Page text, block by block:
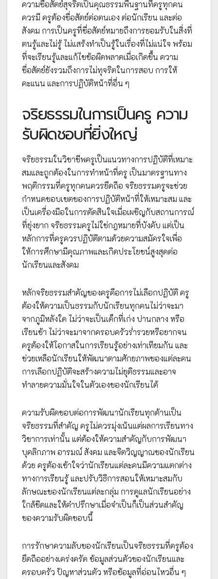
ความซื่อสัตย์สุจริตเป็นคุณธรรมพื้นฐานที่ครูทุกคน
ควรมี ครูต้องซื่อสัตย์ต่อตนเอง ต่อนักเรียน และต่อ
สังคม การเป็นครูที่ซื่อสัตย์หมายถึงการยอมรับในสิ่งที่
ตนรู้และไม่รู้ ไม่แสร้งทำเป็นรู้ในเรื่องที่ไม่แน่ใจ พร้อม
ที่จะเรียนรู้และแก้ไขข้อผิดพลาดเมื่อเกิดขึ้น ความ
ซื่อสัตย์ยังรวมถึงการไม่ทุจริตในการสอบ การให้
คะแนน และการปฏิบัติหน้าที่อื่น ๆ
จริยธรรมในการเป็นครู ความ
รับผิดชอบที่ยิ่งใหญ่
จริยธรรมในวิชาชีพครูเป็นแนวทางการปฏิบัติที่เหมาะ
สมและถูกต้องในการทำหน้าที่ครู เป็นมาตรฐานทาง
พฤติกรรมที่ครูทุกคนควรยึดถือ จริยธรรมครูจะช่วย
กำหนดขอบเขตของการปฏิบัติหน้าที่ให้เหมาะสม และ
เป็นเครื่องมือในการตัดสินใจเมื่อเผชิญกับสถานการณ์
ที่ยุ่งยาก จริยธรรมครูไม่ใช่กฎหมายที่บังคับ แต่เป็น
หลักการที่ครูควรปฏิบัติตามด้วยความสมัครใจเพื่อ
ให้การศึกษามีคุณภาพและเกิดประโยชน์สูงสุดต่อ
นักเรียนและสังคม
หลักจริยธรรมสำคัญของครูคือการไม่เลือกปฏิบัติ ครู
ต้องให้ความเป็นธรรมกับนักเรียนทุกคนไม่ว่าจะมา
จากภูมิหลังใด ไม่ว่าจะเป็นเด็กที่เก่ง ปานกลาง หรือ
เรียนช้า ไม่ว่าจะมาจากครอบครัวร่ำรวยหรือยากจน
ครูต้องให้โอกาสในการเรียนรู้อย่างเท่าเทียมกัน และ
ช่วยเหลือนักเรียนให้พัฒนาตามศักยภาพของแต่ละคน
การเลือกปฏิบัติจะสร้างความไม่ยุติธรรมและอาจ
ทำลายความมั่นใจในตัวเองของนักเรียนได้
ความรับผิดชอบต่อการพัฒนานักเรียนทุกด้านเป็น
จริยธรรมที่สำคัญ ครูไม่ควรมุ่งเน้นแต่ผลการเรียนทาง
วิชาการเท่านั้น แต่ต้องให้ความสำคัญกับการพัฒนา
บุคลิกภาพ อารมณ์ สังคม และจิตวิญญาณของนักเรียน
ด้วย ครูต้องเข้าใจว่านักเรียนแต่ละคนมีความแตกต่าง
ทางการเรียนรู้ และปรับวิธีการสอนให้เหมาะสมกับ
ลักษณะของนักเรียนแต่ละกลุ่ม การดูแลนักเรียนอย่าง
ใกล้ชิดและให้คำปรึกษาเมื่อจำเป็นก็เป็นส่วนสำคัญ
ของความรับผิดชอบนี้
การรักษาความลับของนักเรียนเป็นจริยธรรมที่ครูต้อง
ยึดถืออย่างเคร่งครัด ข้อมูลส่วนตัวของนักเรียนและ
ครอบครัว ปัญหาส่วนตัว หรือข้อมูลที่อ่อนไหวอื่น ๆ